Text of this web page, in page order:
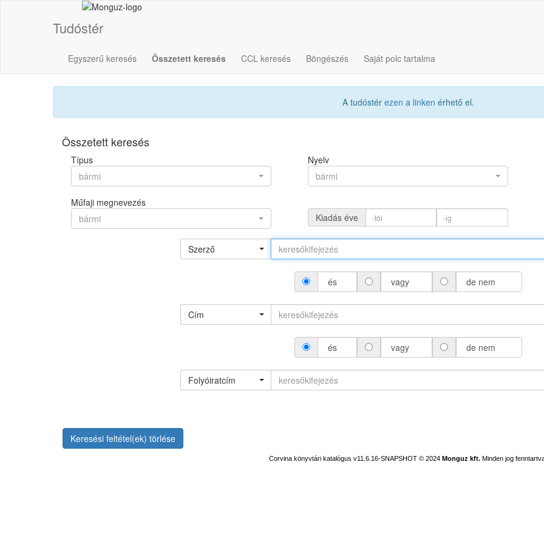
Tudóstér
Egyszerű keresés Összetett keresés CCL keresés Böngészés Saját polc tartalma
A tudóstér ezen a linken érhető el.
Összetett keresés
Típus
bármi
Nyelv
bármi
Műfaji megnevezés
bármi
Kiadás éve
Szerző
és vagy de nem
Cím
és vagy de nem
Folyóiratcím
Keresési feltétel(ek) törlése
Corvina könyvtári katalógus v11.6.16-SNAPSHOT © 2024 Monguz kft. Minden jog